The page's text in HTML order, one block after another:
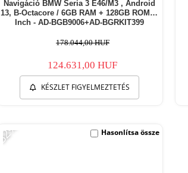
Navigáció BMW Seria 3 E46/M3 , Android
13, B-Octacore / 6GB RAM + 128GB ROM, 9
Inch - AD-BGB9006+AD-BGRKIT399
178.044,00 HUF
124.631,00 HUF
KÉSZLET FIGYELMEZTETÉS
-32% Hasonlítsa össze